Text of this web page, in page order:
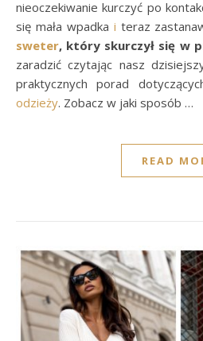
nieoczekiwanie kurczyć po
się mała wpadka i teraz
sweter, który skurczył się w
zaradzić czytając nasz
praktycznych porad
odzieży. Zobacz w jaki sposób …
READ